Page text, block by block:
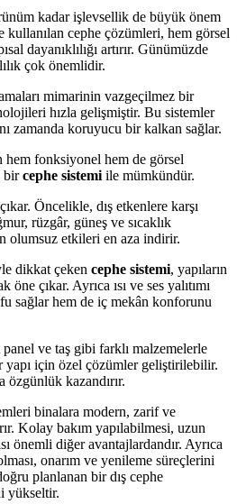
kadar işlevsellik de büyük önem
kullanılan cephe çözümleri, hem görsel
dayanıklılığı artırır. Günümüzde
çok önemlidir.
mimarinin vazgeçilmez bir
hızla gelişmiştir. Bu sistemler
zamanda koruyucu bir kalkan sağlar.
hem fonksiyonel hem de görsel
bircephe sistemi ile mümkündür.
Öncelikle, dış etkenlere karşı
rüzgâr, güneş ve sıcaklık
olumsuz etkileri en aza indirir.
dikkat çeken cephe sistemi, yapıların
çıkar. Ayrıca ısı ve ses yalıtımı
sağlar hem de iç mekân konforunu
ve taş gibi farklı malzemelerle
yapı için özel çözümler geliştirilebilir.
özgünlük kazandırır.
binalara modern, zarif ve
Kolay bakım yapılabilmesi, uzun
önemli diğer avantajlardandır. Ayrıca
onarım ve yenileme süreçlerini
planlanan bir dış cephe
yükseltir.